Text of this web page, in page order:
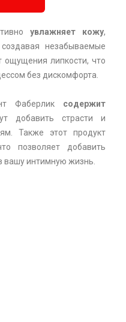
увлажняет кожу,
незабываемые
ощущения липкости, что
без дискомфорта.
Фаберлик содержит
добавить страсти и
Также этот продукт
позволяет добавить
вашу интимную жизнь.